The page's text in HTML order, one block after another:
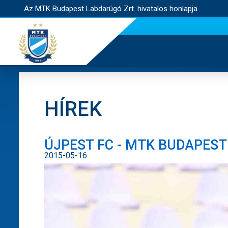
Az MTK Budapest Labdarúgó Zrt. hivatalos honlapja
HÍREK
ÚJPEST FC - MTK
2015-05-16